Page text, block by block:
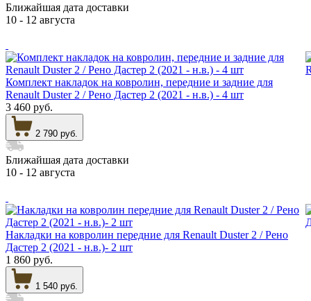
Ближайшая дата доставки
10 - 12 августа
Комплект накладок на ковролин, передние и задние для
Renault Duster 2 / Рено Дастер 2 (2021 - н.в.) - 4 шт
3 460 руб.
2 790 руб.
Ближайшая дата доставки
10 - 12 августа
Накладки на ковролин передние для Renault Duster 2 / Рено
Дастер 2 (2021 - н.в.)- 2 шт
1 860 руб.
1 540 руб.